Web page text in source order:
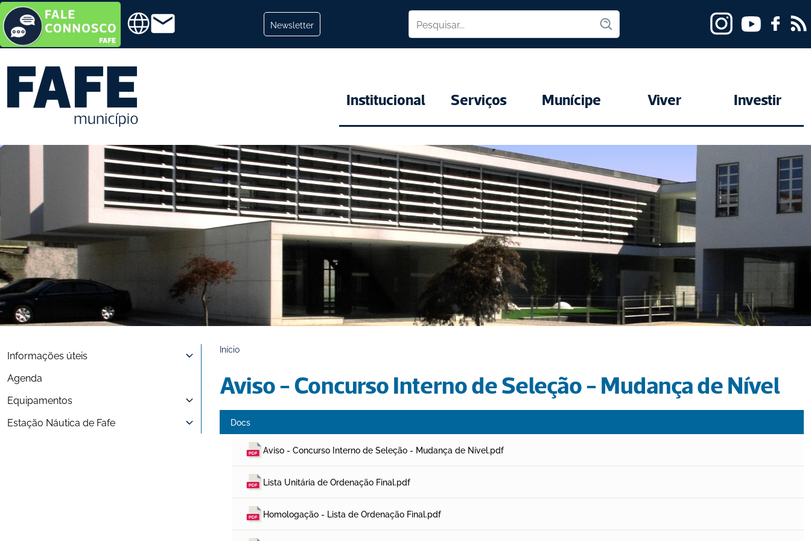
Newsletter
Institucional Serviços Munícipe Viver Investir
Informações úteis
Agenda
Equipamentos
Estação Náutica de Fafe
Início
Aviso - Concurso Interno de Seleção - Mudança de Nível
Docs
Aviso - Concurso Interno de Seleção - Mudança de Nível.pdf
Lista Unitária de Ordenação Final.pdf
Homologação - Lista de Ordenação Final.pdf